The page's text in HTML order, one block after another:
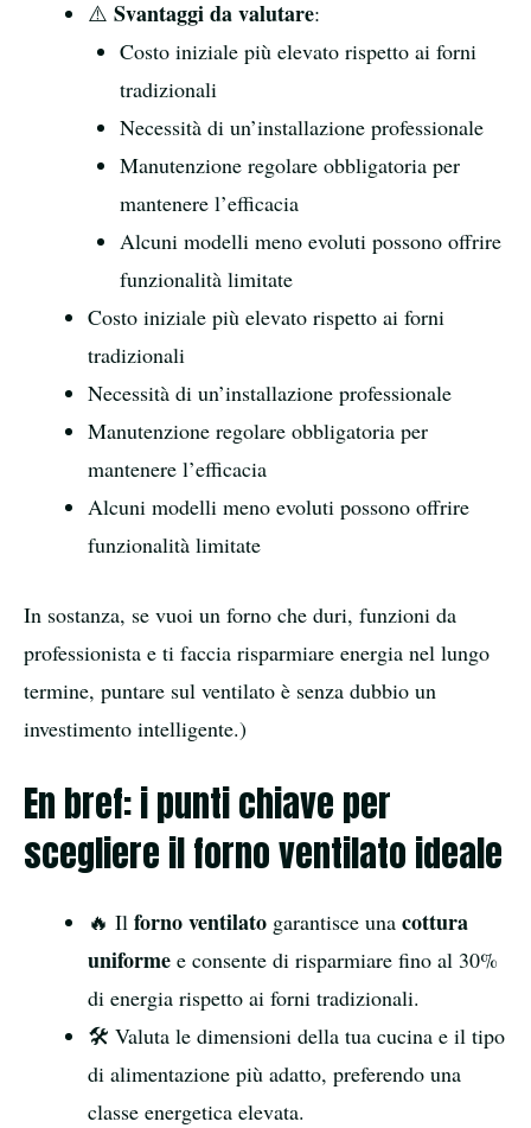
⚠️ Svantaggi da valutare:
Costo iniziale più elevato rispetto ai forni
tradizionali
Necessità di un’installazione professionale
Manutenzione regolare obbligatoria per
mantenere l’efficacia
Alcuni modelli meno evoluti possono offrire
funzionalità limitate
Costo iniziale più elevato rispetto ai forni
tradizionali
Necessità di un’installazione professionale
Manutenzione regolare obbligatoria per
mantenere l’efficacia
Alcuni modelli meno evoluti possono offrire
funzionalità limitate
In sostanza, se vuoi un forno che duri, funzioni da
professionista e ti faccia risparmiare energia nel lungo
termine, puntare sul ventilato è senza dubbio un
investimento intelligente.)
En bref: i punti chiave per
scegliere il forno ventilato ideale
🔥 Il forno ventilato garantisce una cottura
uniforme e consente di risparmiare fino al 30%
di energia rispetto ai forni tradizionali.
🛠️ Valuta le dimensioni della tua cucina e il tipo
di alimentazione più adatto, preferendo una
classe energetica elevata.